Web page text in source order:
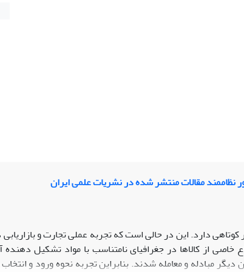
نظام‏مند مقالات منتشر شده در نشریات علمی ایران
دارد. این در حالی است که تجربه عملی تجارت و
از کالاها در جغرافیای نامتناسب با مواد تشکیل
مبادله و معامله شدند. بنابراین تجربه نحوه ورود و